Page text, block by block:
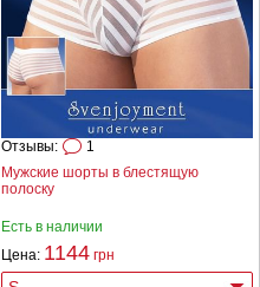
Мужские шорты в блестящую
полоску
Отзывы: 1
Есть в наличии
Цена: 1144 грн